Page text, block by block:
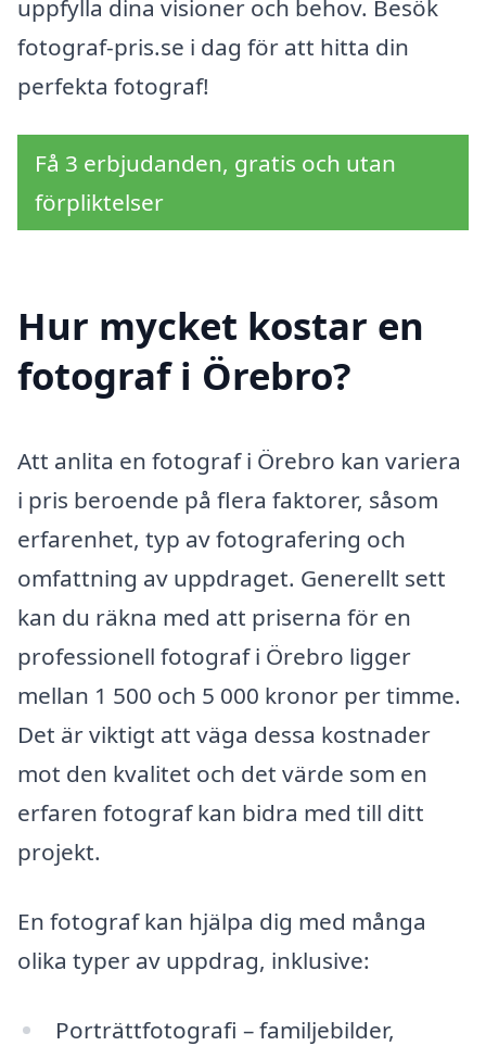
uppfylla dina visioner och behov. Besök
fotograf-pris.se i dag för att hitta din
perfekta fotograf!
Få 3 erbjudanden, gratis och utan
förpliktelser
Hur mycket kostar en
fotograf i Örebro?
Att anlita en fotograf i Örebro kan variera
i pris beroende på flera faktorer, såsom
erfarenhet, typ av fotografering och
omfattning av uppdraget. Generellt sett
kan du räkna med att priserna för en
professionell fotograf i Örebro ligger
mellan 1 500 och 5 000 kronor per timme.
Det är viktigt att väga dessa kostnader
mot den kvalitet och det värde som en
erfaren fotograf kan bidra med till ditt
projekt.
En fotograf kan hjälpa dig med många
olika typer av uppdrag, inklusive:
Porträttfotografi – familjebilder,